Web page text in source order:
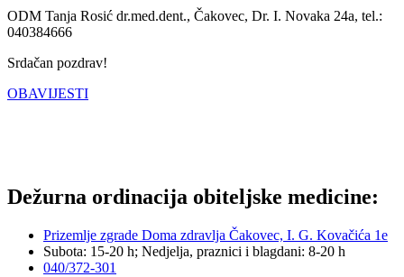
ODM Tanja Rosić dr.med.dent., Čakovec, Dr. I. Novaka 24a, tel.:
040384666
Srdačan pozdrav!
OBAVIJESTI
Dežurna ordinacija obiteljske medicine:
Prizemlje zgrade Doma zdravlja Čakovec, I. G. Kovačića 1e
Subota: 15-20 h; Nedjelja, praznici i blagdani: 8-20 h
040/372-301